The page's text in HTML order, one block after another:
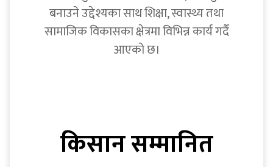
बनाउने उद्देश्यका साथ शिक्षा, स्वास्थ्य तथा
सामाजिक विकासका क्षेत्रमा विभिन्न कार्य गर्दै
आएको छ।
किसान सम्मानित